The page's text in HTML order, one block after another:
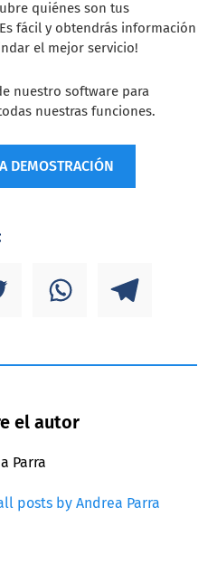
quiénes son tus
fácil y obtendrás información
el mejor servicio!
nuestro software para
nuestras funciones.
DEMOSTRACIÓN
el autor
Parra
posts by Andrea Parra